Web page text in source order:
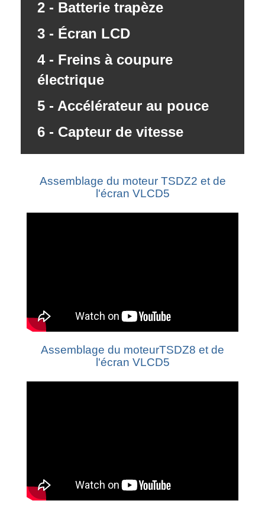
2 - Batterie trapèze
3 - Écran LCD
4 - Freins à coupure
électrique
5 - Accélérateur au pouce
6 - Capteur de vitesse
Assemblage du moteur TSDZ2 et de
l'écran VLCD5
Assemblage du moteurTSDZ8 et de
l'écran VLCD5